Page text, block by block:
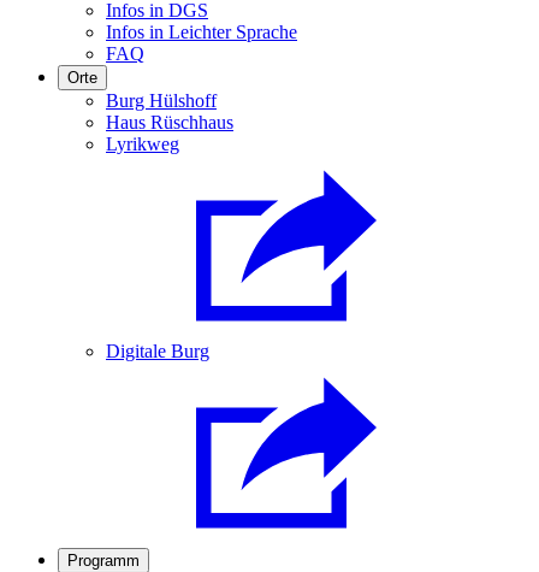
Infos in DGS
Infos in Leichter Sprache
FAQ
Orte
Burg Hülshoff
Haus Rüschhaus
Lyrikweg
Digitale Burg
Programm